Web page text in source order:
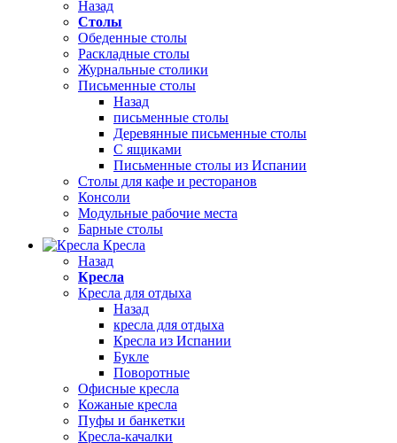
Назад
Столы
Обеденные столы
Раскладные столы
Журнальные столики
Письменные столы
Назад
письменные столы
Деревянные письменные столы
С ящиками
Письменные столы из Испании
Столы для кафе и ресторанов
Консоли
Модульные рабочие места
Барные столы
Кресла
Назад
Кресла
Кресла для отдыха
Назад
кресла для отдыха
Кресла из Испании
Букле
Поворотные
Офисные кресла
Кожаные кресла
Пуфы и банкетки
Кресла-качалки